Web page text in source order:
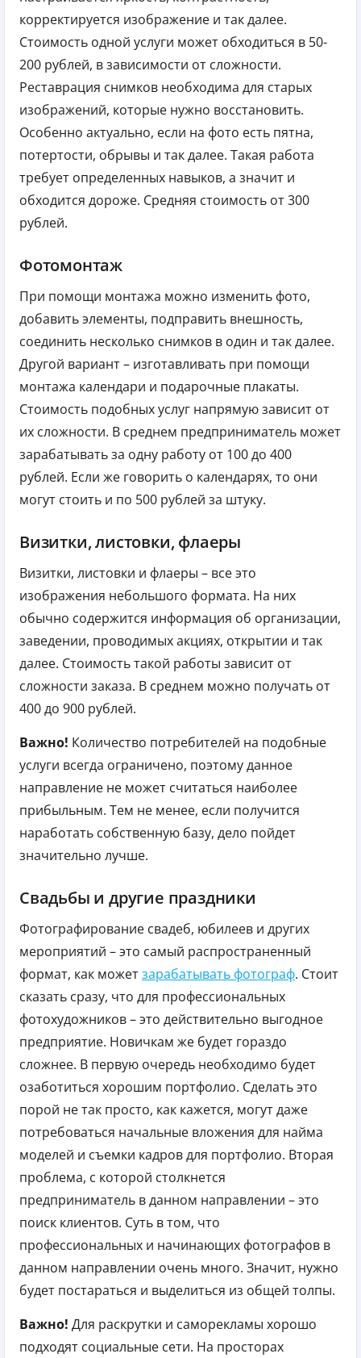
корректируется изображение и так далее.
Стоимость одной услуги может обходиться в 50-
200 рублей, в зависимости от сложности.
Реставрация снимков необходима для старых
изображений, которые нужно восстановить.
Особенно актуально, если на фото есть пятна,
потертости, обрывы и так далее. Такая работа
требует определенных навыков, а значит и
обходится дороже. Средняя стоимость от 300
рублей.
Фотомонтаж
При помощи монтажа можно изменить фото,
добавить элементы, подправить внешность,
соединить несколько снимков в один и так далее.
Другой вариант – изготавливать при помощи
монтажа календари и подарочные плакаты.
Стоимость подобных услуг напрямую зависит от
их сложности. В среднем предприниматель может
зарабатывать за одну работу от 100 до 400
рублей. Если же говорить о календарях, то они
могут стоить и по 500 рублей за штуку.
Визитки, листовки, флаеры
Визитки, листовки и флаеры – все это
изображения небольшого формата. На них
обычно содержится информация об организации,
заведении, проводимых акциях, открытии и так
далее. Стоимость такой работы зависит от
сложности заказа. В среднем можно получать от
400 до 900 рублей.
Важно! Количество потребителей на подобные
услуги всегда ограничено, поэтому данное
направление не может считаться наиболее
прибыльным. Тем не менее, если получится
наработать собственную базу, дело пойдет
значительно лучше.
Свадьбы и другие праздники
Фотографирование свадеб, юбилеев и других
мероприятий – это самый распространенный
формат, как можетзарабатывать фотограф. Стоит
сказать сразу, что для профессиональных
фотохудожников – это действительно выгодное
предприятие. Новичкам же будет гораздо
сложнее. В первую очередь необходимо будет
озаботиться хорошим портфолио. Сделать это
порой не так просто, как кажется, могут даже
потребоваться начальные вложения для найма
моделей и съемки кадров для портфолио. Вторая
проблема, с которой столкнется
предприниматель в данном направлении – это
поиск клиентов. Суть в том, что
профессиональных и начинающих фотографов в
данном направлении очень много. Значит, нужно
будет постараться и выделиться из общей толпы.
Важно! Для раскрутки и саморекламы хорошо
подходят социальные сети. На просторах